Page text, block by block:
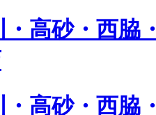
高砂・西脇
高砂・西脇